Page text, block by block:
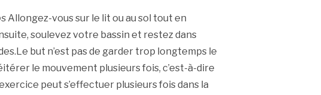
Allongez-vous sur le lit ou au sol tout en
soulevez votre bassin et restez dans
but n’est pas de garder trop longtemps le
le mouvement plusieurs fois, c’est-à-dire
peut s’effectuer plusieurs fois dans la